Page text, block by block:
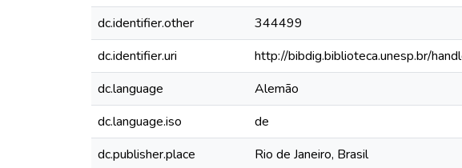
dc.identifier.other
344499
dc.identifier.uri
http://bibdig.biblioteca.unesp.br/
dc.language
Alemão
dc.language.iso
de
dc.publisher.place
Rio de Janeiro, Brasil